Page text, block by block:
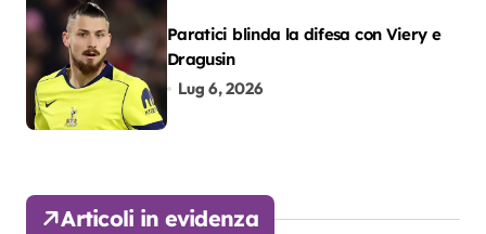
Paratici blinda la difesa con Viery e
Dragusin
Lug 6, 2026
Articoli in evidenza